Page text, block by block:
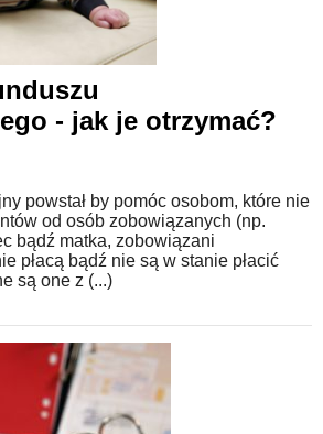
- jak je otrzymać?
powstał by pomóc osobom, które nie
od osób zobowiązanych (np.
bądź matka, zobowiązani
płacą bądź nie są w stanie płacić
są one z (...)